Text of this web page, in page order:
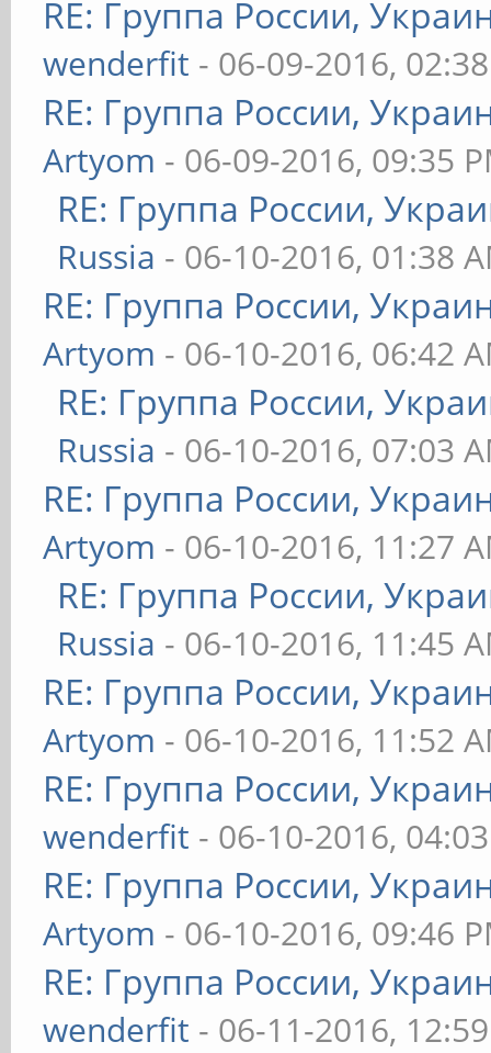
RE: Группа России,
wenderfit - 06-09-2016,
RE: Группа России,
Artyom - 06-09-2016, 09:35
RE: Группа России,
Russia - 06-10-2016, 01:38
RE: Группа России,
Artyom - 06-10-2016, 06:42
RE: Группа России,
Russia - 06-10-2016, 07:03
RE: Группа России,
Artyom - 06-10-2016, 11:27
RE: Группа России,
Russia - 06-10-2016, 11:45
RE: Группа России,
Artyom - 06-10-2016, 11:52
RE: Группа России,
wenderfit - 06-10-2016,
RE: Группа России,
Artyom - 06-10-2016, 09:46
RE: Группа России,
wenderfit - 06-11-2016,